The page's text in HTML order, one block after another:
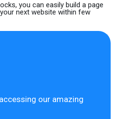
you can easily builda page
next websitewithin few
our amazing